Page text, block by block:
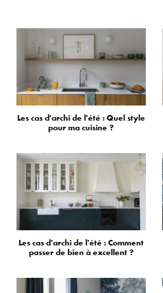
Les cas d'archi de l'été : Quel style
pour ma cuisine ?
Les cas d'archi de l'été : Comment
passer de bien à excellent ?